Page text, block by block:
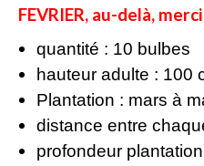
Bulbes Automne
Narcisses
Tulipes
Jacinthes
FEVRIER, au-delà,
quantité : 10 bulbes
hauteur adulte : 100
Plantation : mars à
distance entre
profondeur